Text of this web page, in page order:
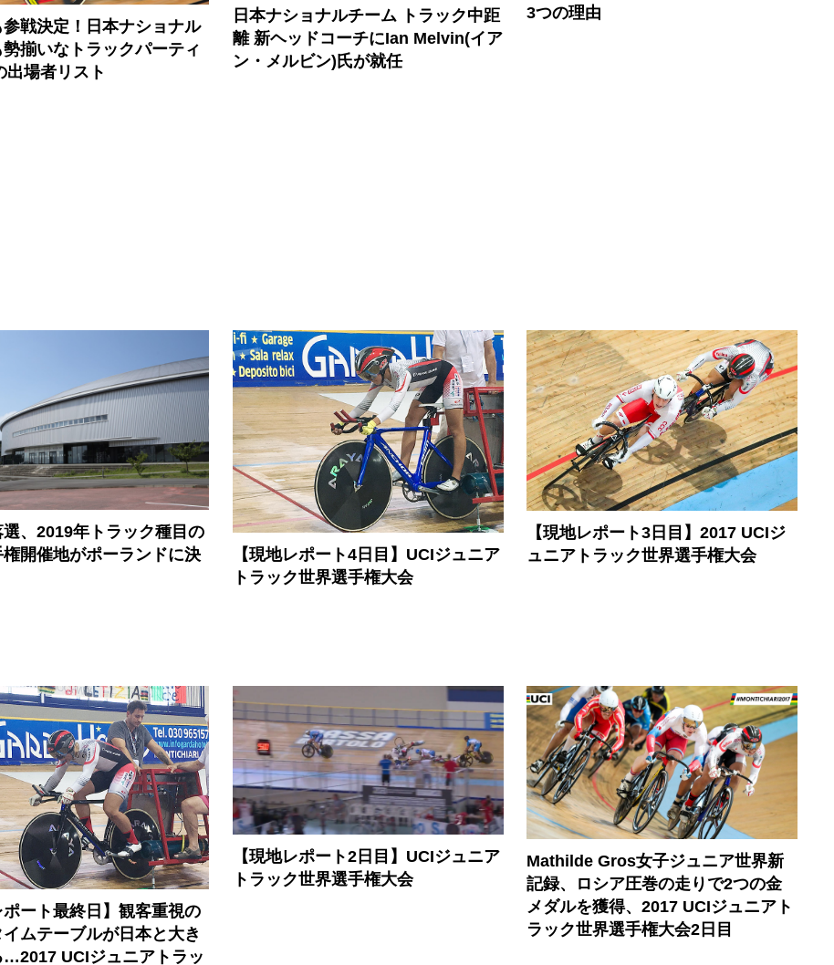
戦決定！日本ナショナル
揃いなトラックパーティ
出場者リスト
日本ナショナルチーム トラック中距
離 新ヘッドコーチにIan Melvin(イア
ン・メルビン)氏が就任
3つの理由
選、2019年トラック種目の
開催地がポーランドに決
【現地レポート4日目】UCIジュニア
トラック世界選手権大会
【現地レポート3日目】2017 UCIジ
ュニアトラック世界選手権大会
ポート最終日】観客重視の
ムテーブルが日本と大き
…2017 UCIジュニアトラッ
【現地レポート2日目】UCIジュニア
トラック世界選手権大会
Mathilde Gros女子ジュニア世界新
記録、ロシア圧巻の走りで2つの金
メダルを獲得、2017 UCIジュニアト
ラック世界選手権大会2日目